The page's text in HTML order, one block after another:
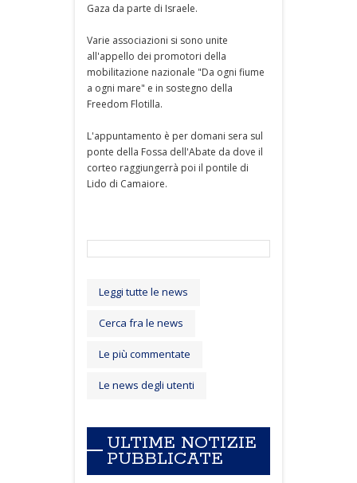
Gaza da parte di Israele.
Varie associazioni si sono unite
all'appello dei promotori della
mobilitazione nazionale "Da ogni fiume
a ogni mare" e in sostegno della
Freedom Flotilla.
L'appuntamento è per domani sera sul
ponte della Fossa dell'Abate da dove il
corteo raggiungerrà poi il pontile di
Lido di Camaiore.
Leggi tutte le news
Cerca fra le news
Le più commentate
Le news degli utenti
ULTIME NOTIZIE
PUBBLICATE